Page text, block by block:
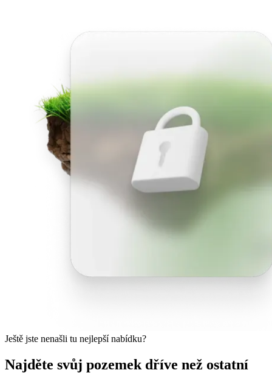
Ještě jste nenašli tu nejlepší nabídku?
Najděte svůj pozemek dříve než ostatní